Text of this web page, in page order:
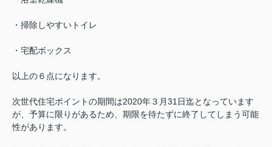
・掃除しやすいトイレ
・宅配ボックス
以上の６点になります。
次世代住宅ポイントの期間は2020年３月31日迄となっています
が、予算に限りがあるため、期限を待たずに終了してしまう可能
性があります。